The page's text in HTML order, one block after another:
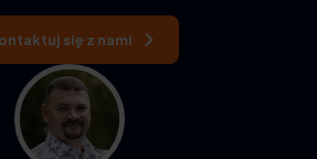
się z nami